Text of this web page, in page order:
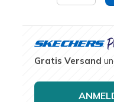
Gratis Versand